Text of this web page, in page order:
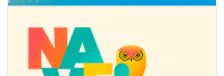
07/08/2026 | 07:00
Jordan Hang leva estratégias de marketing e vendas ao InspiraBQ, em
ITAPEMA